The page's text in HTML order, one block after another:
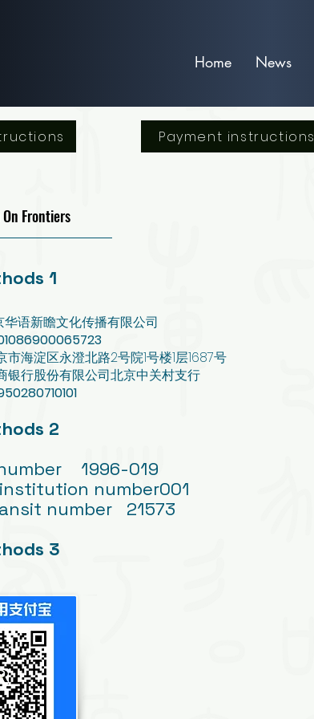
Home News
Payment instructions
Frontiers
1
新瞻文化传播有限公司
海淀区永澄北路2号院1号楼1层1687号
银行股份有限公司北京中关村支行
2
1996-019
number001
number 21573
3